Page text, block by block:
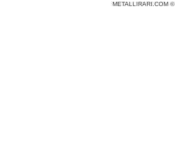
METALLIRARI.COM